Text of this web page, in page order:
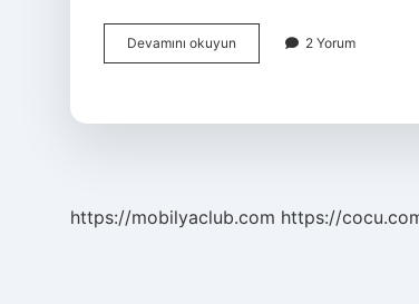
Devamını okuyun
bakım
aylık
2 Yorum
https://mobilyaclub.com https://